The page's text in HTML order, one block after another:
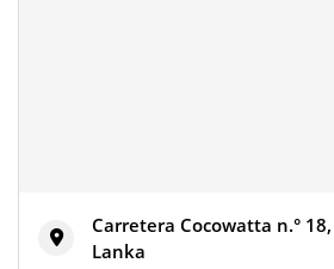
Carretera Cocowatta n.°
Lanka